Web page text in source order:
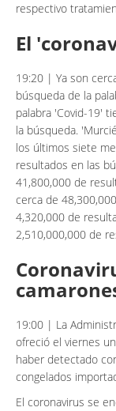
respectivo
El
19:20 | Ya son
búsqueda de la
palabra 'Covid-19'
la búsqueda.
los últimos siete
resultados en las
41,800,000 de
cerca de
4,320,000 de
2,510,000,000 de
19:00 | La
ofreció el viernes
haber detectado
congelados
El coronavirus se